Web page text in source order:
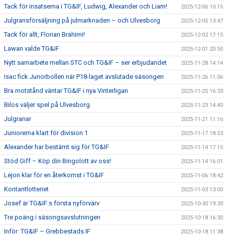
Tack för insatserna i TG&IF, Ludwig, Alexander och Liam! 2025-12-06 10:15
Julgransförsäljning på julmarknaden – och Ulvesborg 2025-12-05 13:47
Tack för allt, Florian Brahimi! 2025-12-02 17:15
Lawan valde TG&IF 2025-12-01 20:50
Nytt samarbete mellan STC och TG&IF – ser erbjudandet 2025-11-28 14:14
Isac fick Junorbollen när P18-laget avslutade säsongen 2025-11-26 11:06
Bra motstånd väntar TG&IF i nya Vinterligan 2025-11-25 16:33
Bilos väljer spel på Ulvesborg 2025-11-23 14:40
Julgranar 2025-11-21 11:16
Juniorerna klart för division 1 2025-11-17 18:53
Alexander har bestämt sig för TG&IF 2025-11-14 17:15
Stöd Giff – Köp din Bingolott av oss! 2025-11-14 16:01
Lejon klar för en återkomst i TG&IF 2025-11-06 18:42
Kontantlotteriet 2025-11-03 13:00
Josef är TG&IF:s första nyförvärv 2025-10-30 19:30
Tre poäng i säsongsavslutningen 2025-10-18 16:30
Inför: TG&IF – Grebbestads IF 2025-10-18 11:38